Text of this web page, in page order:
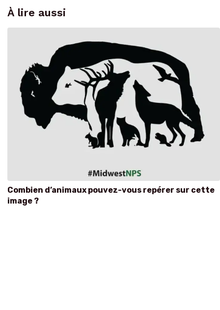
À lire aussi
Combien d’animaux pouvez-vous repérer sur cette
image ?